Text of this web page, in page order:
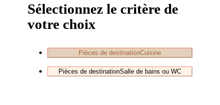
Sélectionnez le critère de
votre choix
Pièces de destinationCuisine
Pièces de destinationSalle de bains ou WC